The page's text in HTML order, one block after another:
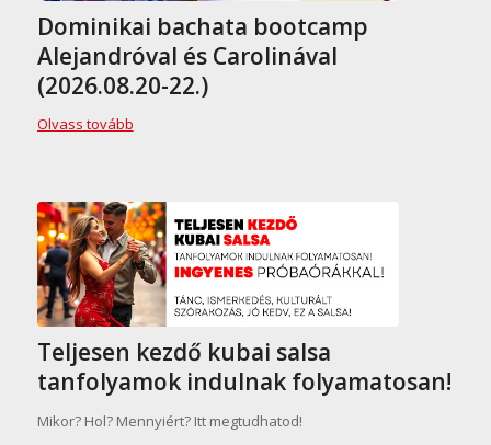
Dominikai bachata bootcamp
Alejandróval és Carolinával
(2026.08.20-22.)
Olvass tovább
Teljesen kezdő kubai salsa
tanfolyamok indulnak folyamatosan!
Mikor? Hol? Mennyiért? Itt megtudhatod!